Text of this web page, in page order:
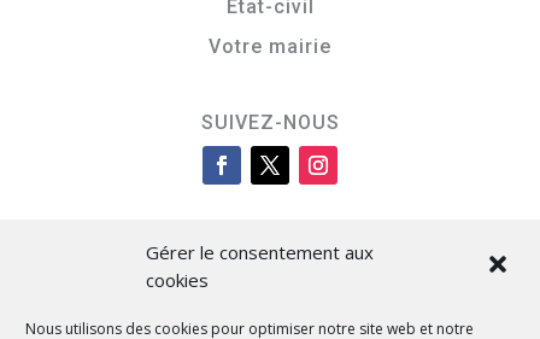
Gérer le consentement aux
cookies
Nous utilisons des cookies pour optimiser notre site web et notre
Etat-civil
Votre mairie
SUIVEZ-NOUS